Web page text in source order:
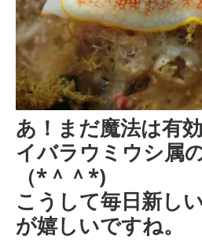
あ！まだ魔法は有
イバラウミウシ属
（*＾＾*)
こうして毎日新し
が嬉しいですね。